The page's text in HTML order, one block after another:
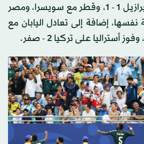
تعادل المغرب مع البرازيل 1 - 1، وقطر مع سويسرا، ومصر
إضافة إلى تعادل اليابان مع